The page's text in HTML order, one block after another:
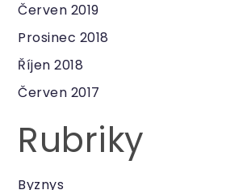
Červen 2019
Prosinec 2018
Říjen 2018
Červen 2017
Rubriky
Byznys